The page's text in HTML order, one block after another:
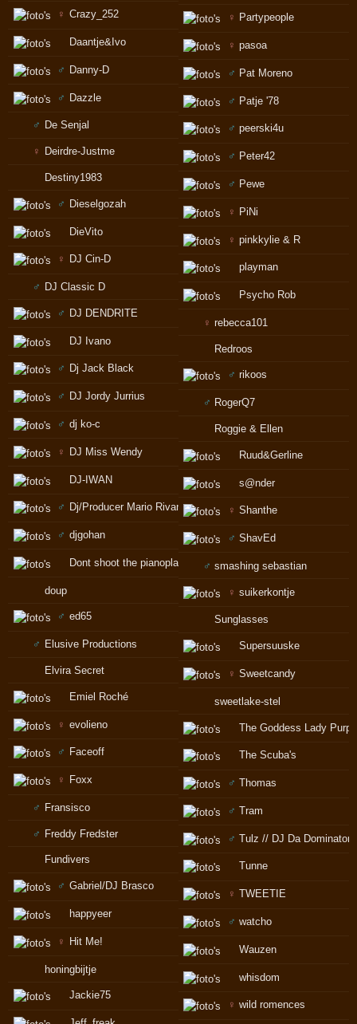
♀ Crazy_252
Daantje&Ivo
♂ Danny-D
♂ Dazzle
♂ De Senjal
♀ Deirdre-Justme
Destiny1983
♂ Dieselgozah
DieVito
♀ DJ Cin-D
♂ DJ Classic D
♂ DJ DENDRITE
DJ Ivano
♂ Dj Jack Black
♂ DJ Jordy Jurrius
♂ dj ko-c
♀ DJ Miss Wendy
DJ-IWAN
♂ Dj/Producer Mario Rivano
♂ djgohan
Dont shoot the pianoplayer
doup
♂ ed65
♂ Elusive Productions
Elvira Secret
Emiel Roché
♀ evolieno
♂ Faceoff
♀ Foxx
♂ Fransisco
♂ Freddy Fredster
Fundivers
♂ Gabriel/DJ Brasco
happyeer
♀ Hit Me!
honingbijtje
Jackie75
♀ Partypeople
♀ pasoa
♂ Pat Moreno
♂ Patje '78
♂ peerski4u
♂ Peter42
♂ Pewe
♀ PiNi
♀ pinkkylie & R
playman
Psycho Rob
♀ rebecca101
Redroos
♂ rikoos
♂ RogerQ7
Roggie & Ellen
Ruud&Gerline
s@nder
♀ Shanthe
♂ ShavEd
♂ smashing sebastian
♀ suikerkontje
Sunglasses
Supersuuske
♀ Sweetcandy
sweetlake-stel
The Goddess Lady
The Scuba's
♂ Thomas
♂ Tram
♂ Tulz // DJ Da Dominator
Tunne
♀ TWEETIE
♂ watcho
Wauzen
whisdom
♀ wild romences